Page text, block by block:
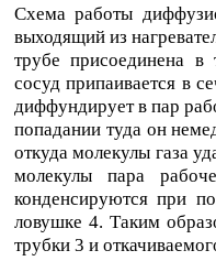
Схема работы
выходящий из
трубе присоединена в
сосуд припаивается в
диффундирует в пар
попадании туда он
откуда молекулы газа
молекулы пара
конденсируются при
ловушке 4. Таким
трубки 3 и